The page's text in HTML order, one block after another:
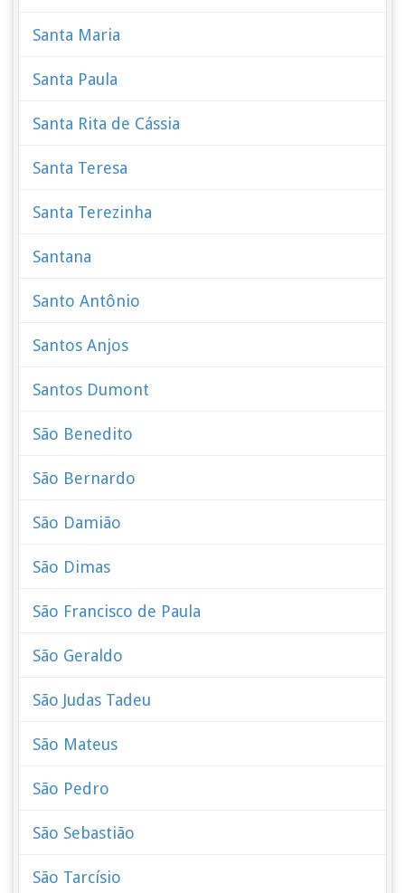
Santa Maria
Santa Paula
Santa Rita de Cássia
Santa Teresa
Santa Terezinha
Santana
Santo Antônio
Santos Anjos
Santos Dumont
São Benedito
São Bernardo
São Damião
São Dimas
São Francisco de Paula
São Geraldo
São Judas Tadeu
São Mateus
São Pedro
São Sebastião
São Tarcísio